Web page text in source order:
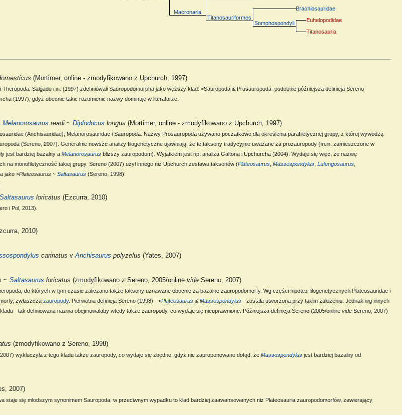
Macronaria
Titanosauriformes
Brachiosauridae
Somphospondyli
Euhelopodidae
Titanosauria
(Mortimer, online - zmodyfikowano z Upchurch, 1997)
Salgado i in. (1997) zdefiniowali Sauropodomorpha jako węższy klad: <Sauropoda & Prosauropoda, podobnie późniejsza definicja Sereno
(1997), gdyż obecnie takie rozumienie nazwy dominuje w literaturze.
Melanorosaurus readi ~Diplodocus longus (Mortimer, online - zmodyfikowano z Upchurch, 1997)
(Anchisauridae), Melanorosauridae i Sauropoda. Nazwy Prosauropoda używano początkowo dla określenia parafiletycznej grupy, z której wywodzą
(Sereno, 2007). Generalnie nowsze analizy filogenetyczne ujawniają, że te taksony tradycyjnie uważane za prozauropody (m.in. zamieszczone w
jest bardziej bazalny aMelanorosaurus bliższy zauropodom). Wyjątkiem jest np. analiza Galtona i Upchurcha (2004). Wydaje się więc, że nazwę
na monofiletyczność takiej grupy. Sereno (2007) użył innego niż Upchurch zestawu taksonów (Plateosaurus ,Massospondylus ,Lufengosaurus
jako >Plateosaurus ~Saltasaurus (Sereno, 1998).
Saltasaurus loricatus (Ezcurra, 2010)
i Pol, 2013).
2010)
carinatus vAnchisaurus polyzelus (Yates, 2007)
~Saltasaurus loricatus (zmodyfikowano z Sereno, 2005/onlinevide Sereno, 2007)
do których w tym czasie zaliczano także taksony uznawane obecnie za bazalne zauropodomorfy. Wg części hipotez filogenetycznych Plateosauridae i
zwłaszczazauropody. Pierwotna definicja Sereno (1998) - <Plateosaurus &Massospondylus - została utworzona przy takim założeniu. Jednak wg innych
- tak definiowana nazwa obejmowałaby wtedy także zauropody, co wydaje się nieuprawnione. Późniejsza definicja Sereno (2005/onlinevide Sereno, 2007)
(zmodyfikowano z Sereno, 1998)
wykluczyła z tego kladu także zauropody, co wydaje się zbędne, gdyż nie zaproponowano dotąd, żeMassospondylus jest bardziej bazalny od
2007)
staje się młodszym synonimem Sauropoda, w przeciwnym wypadku to klad bardziej zaawansowanych niż Plateosauria zauropodomorfów, zawierający